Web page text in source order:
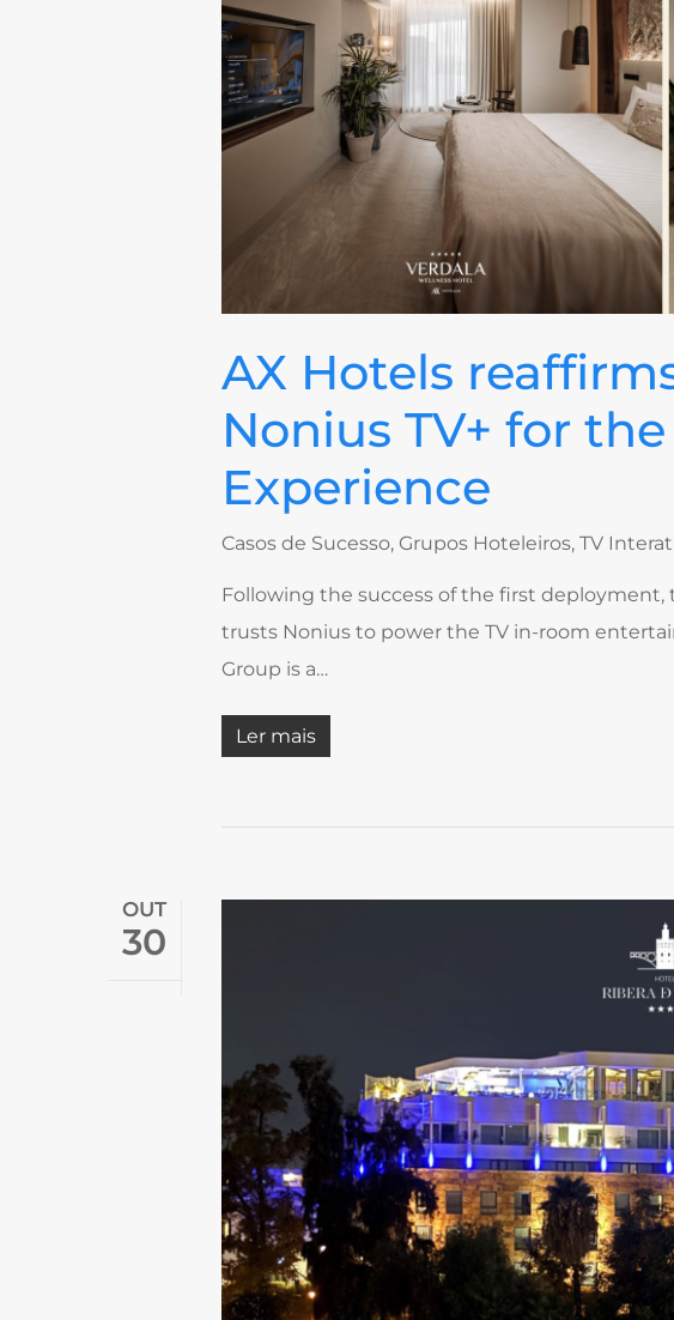
AX Hotels
Nonius TV+ for
Experience
Casos de Sucesso, Grupos Hoteleiros, TV
Following the success of the first
trusts Nonius to power the TV in-room
Group is a…
Ler mais
OUT
30